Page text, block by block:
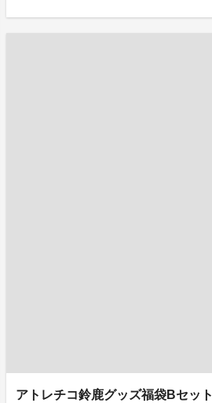
アトレチコ鈴鹿グッズ福袋Bセット